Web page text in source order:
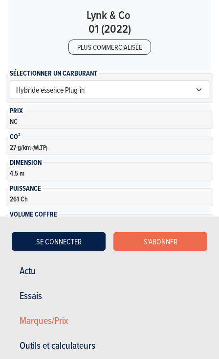
Actu
Essais
Marques/Prix
Outils et calculateurs
SE CONNECTER S'ABONNER
Lynk & Co
01 (2022)
PLUS COMMERCIALISÉE
SÉLECTIONNER UN CARBURANT
PRIX
NC
CO²
27 g/km(WLTP)
DIMENSION
4,5 m
PUISSANCE
261 Ch
VOLUME COFFRE
NOMBRE DE VERSIONS
1